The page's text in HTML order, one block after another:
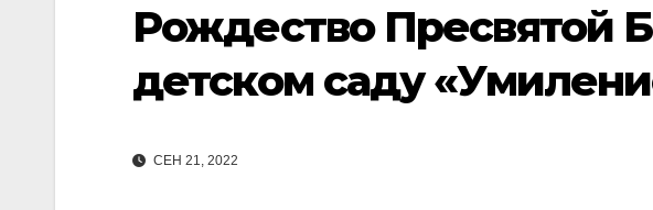
Рождество Пресвятой
детском саду
СЕН 21, 2022